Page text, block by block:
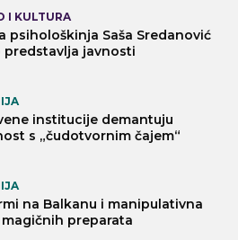
I KULTURA
psihološkinja Saša Sredanović
predstavlja javnosti
institucije demantuju
s „čudotvornim čajem“
na Balkanu i manipulativna
preparata